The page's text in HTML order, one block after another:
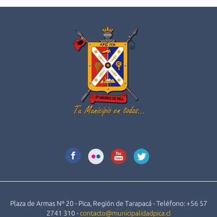
Plaza de Armas Nº 20 - Pica, Región de Tarapacá - Teléfono: +56 57
2741 310 -contacto@municipalidadpica.cl